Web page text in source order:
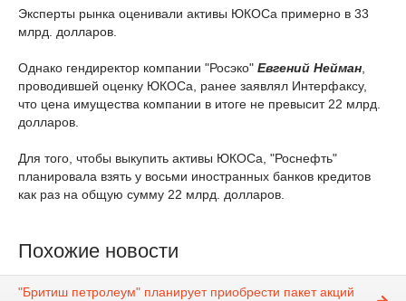
Эксперты рынка оценивали активы ЮКОСа примерно в 33
млрд. долларов.
Однако гендиректор компании "Росэко" Евгений Нейман
проводившей оценку ЮКОСа, ранее заявлял Интерфаксу,
что цена имущества компании в итоге не превысит 22 млрд.
долларов.
Для того, чтобы выкупить активы ЮКОСа, "Роснефть"
планировала взять у восьми иностранных банков кредитов
как раз на общую сумму 22 млрд. долларов.
Похожие новости
"Бритиш петролеум" планирует приобрести пакет акций